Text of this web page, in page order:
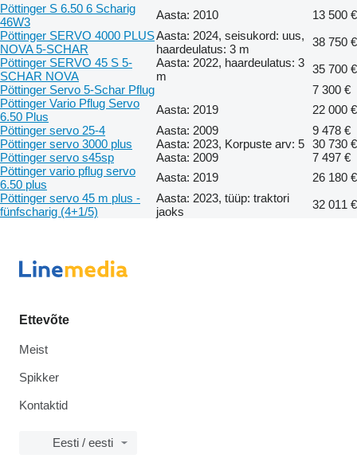
Pöttinger S 6.50 6 Scharig
46W3
Aasta: 2010
13 500 €
Pöttinger SERVO 4000 PLUS
NOVA 5-SCHAR
Aasta: 2024, seisukord: uus,
haardeulatus: 3 m
38 750 €
Pöttinger SERVO 45 S 5-
SCHAR NOVA
Aasta: 2022, haardeulatus: 3
m
35 700 €
Pöttinger Servo 5-Schar Pflug
7 300 €
Pöttinger Vario Pflug Servo
6.50 Plus
Aasta: 2019
22 000 €
Pöttinger servo 25-4
Aasta: 2009
9 478 €
Pöttinger servo 3000 plus
Aasta: 2023, Korpuste arv: 5 30 730 €
Pöttinger servo s45sp
Aasta: 2009
7 497 €
Pöttinger vario pflug servo
6.50 plus
Aasta: 2019
26 180 €
Pöttinger servo 45 m plus -
fünfscharig (4+1/5)
Aasta: 2023, tüüp: traktori
jaoks
32 011 €
Ettevõte
Meist
Spikker
Kontaktid
Eesti / eesti